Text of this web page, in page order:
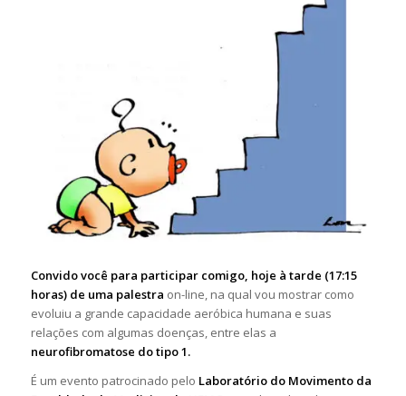
Convido você para participar comigo, hoje à tarde (17:15
horas) de uma palestra on-line, na qual vou mostrar como
evoluiu a grande capacidade aeróbica humana e suas
relações com algumas doenças, entre elas a
neurofibromatose do tipo 1.
É um evento patrocinado pelo Laboratório do Movimento da